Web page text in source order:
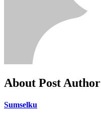
About Post Author
Sumselku